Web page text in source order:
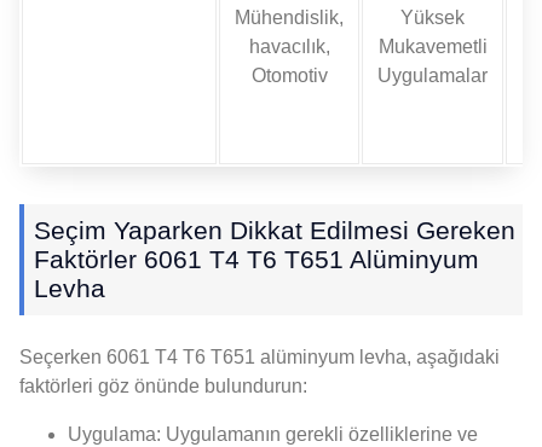
Mühendislik,
havacılık,
Otomotiv
Yüksek
Mukavemetli
Uygulamalar
Seçim Yaparken Dikkat Edilmesi Gereken
Faktörler 6061 T4 T6 T651 Alüminyum
Levha
Seçerken 6061 T4 T6 T651 alüminyum levha, aşağıdaki
faktörleri göz önünde bulundurun:
Uygulama: Uygulamanın gerekli özelliklerine ve